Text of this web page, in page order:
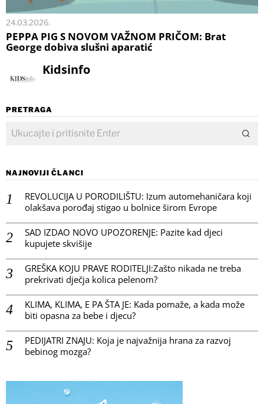
24.03.2026.
PEPPA PIG S NOVOM VAŽNOM PRIČOM: Brat
George dobiva slušni aparatić
Kidsinfo
PRETRAGA
NAJNOVIJI ČLANCI
REVOLUCIJA U PORODILIŠTU: Izum automehaničara koji
olakšava porođaj stigao u bolnice širom Evrope
SAD IZDAO NOVO UPOZORENJE: Pazite kad djeci
kupujete skvišije
GREŠKA KOJU PRAVE RODITELJI:Zašto nikada ne treba
prekrivati dječja kolica pelenom?
KLIMA, KLIMA, E PA ŠTA JE: Kada pomaže, a kada može
biti opasna za bebe i djecu?
PEDIJATRI ZNAJU: Koja je najvažnija hrana za razvoj
bebinog mozga?